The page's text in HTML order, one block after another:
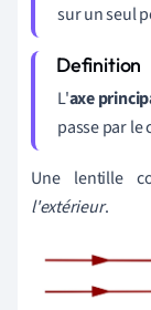
sur un seul
L'axe
passe par
Une lentille
l'extérieur.